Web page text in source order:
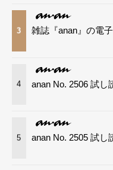
3 雑誌『anan』の電
4 anan No. 2506 試し
5 anan No. 2505 試し